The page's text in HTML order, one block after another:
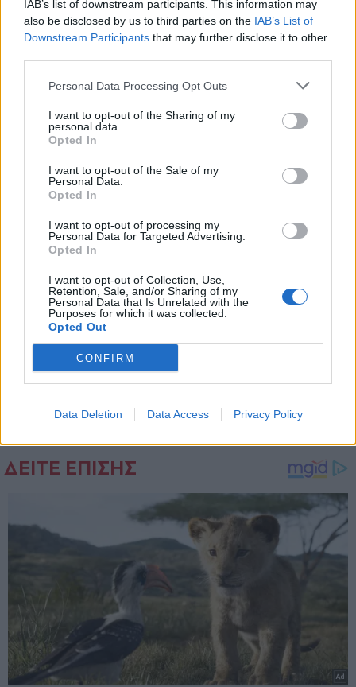
IAB’s list of downstream participants. This information may
also be disclosed by us to third parties on the IAB’s List of
Downstream Participants that may further disclose it to other
Personal Data Processing Opt Outs
I want to opt-out of the Sharing of my
personal data.
Opted In
I want to opt-out of the Sale of my
Personal Data.
Opted In
I want to opt-out of processing my
Personal Data for Targeted Advertising.
Opted In
I want to opt-out of Collection, Use,
Retention, Sale, and/or Sharing of my
Personal Data that Is Unrelated with the
Purposes for which it was collected.
Opted Out
CONFIRM
Data Deletion Data Access Privacy Policy
ΠΟΛΙΤΙΚΗ
02.10.2021 21:19
PARAPOLITIKA NEWSROOM
Δένδιας στα ΠΑΡΑΠΟΛΙΤΙΚΑ: Σημαντική
ευκαιρία για την εξωτερική και την
αμυντική πολιτική της Ελλάδας η
Εγγραφή στο newsletter
Αποδέχομαι τους
και την πολιτική απορρήτου
X